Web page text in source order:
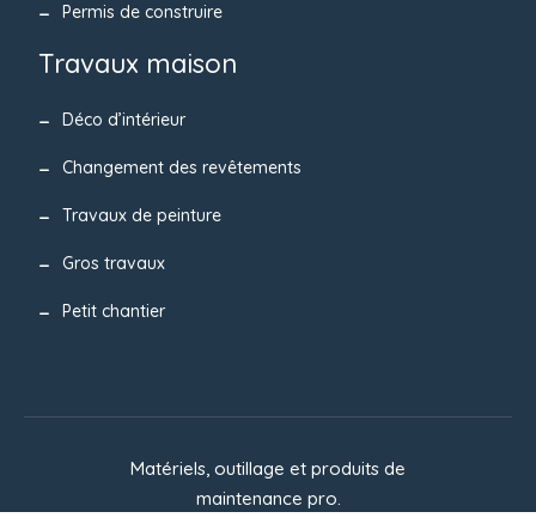
Permis de construire
Travaux maison
Déco d’intérieur
Changement des revêtements
Travaux de peinture
Gros travaux
Petit chantier
Matériels, outillage et produits de
maintenance pro.